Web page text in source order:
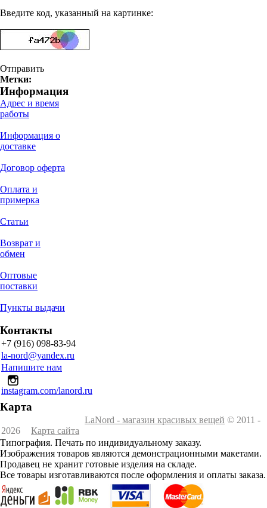
Введите код, указанный на картинке:
Отправить
Метки:
Информация
Адрес и время
работы
Информация о
доставке
Договор оферта
Оплата и
примерка
Статьи
Возврат и
обмен
Оптовые
поставки
Пункты выдачи
Контакты
+7 (916) 098-83-94
la-nord@yandex.ru
Напишите нам
instagram.com/lanord.ru
Карта
LaNord - магазин красивых вещей © 2011 -
2026
Карта сайта
Типография. Печать по индивидуальному заказу.
Изображения товаров являются демонстрационными макетами.
Продавец не хранит готовые изделия на складе.
Все товары изготавливаются после оформления и оплаты заказа.